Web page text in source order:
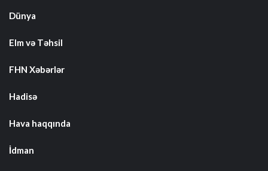
Dünya
Elm və Təhsil
FHN Xəbərlər
Hadisə
Hava haqqında
İdman